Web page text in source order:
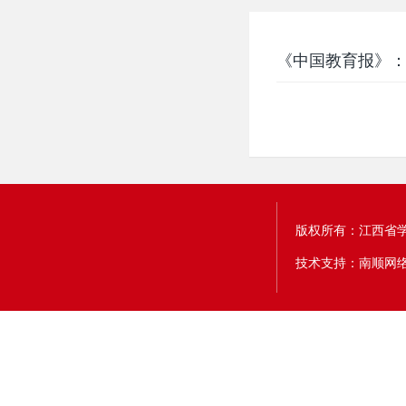
《中国教育报》
版权所有：江西省
技术支持：南顺网